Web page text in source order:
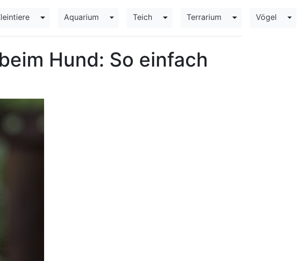
Toggle Dropdown
Aquarium Toggle Dropdown
Teich Toggle Dropdown
Terrarium Toggle Dropdown
Vögel
Hund: So einfach